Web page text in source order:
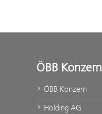
ÖBB Konzern
ÖBB Konzern
Holding AG